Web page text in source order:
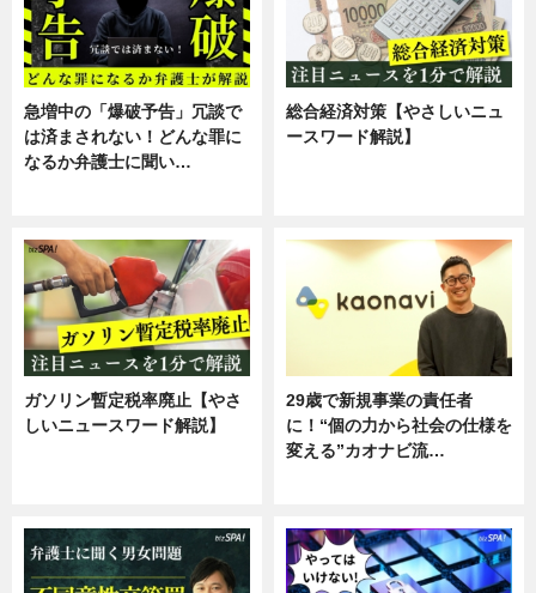
急増中の「爆破予告」冗談で
は済まされない！どんな罪に
なるか弁護士に聞い…
総合経済対策【やさしいニュ
ースワード解説】
ガソリン暫定税率廃止【やさ
しいニュースワード解説】
29歳で新規事業の責任者
に！“個の力から社会の仕様を
変える”カオナビ流…